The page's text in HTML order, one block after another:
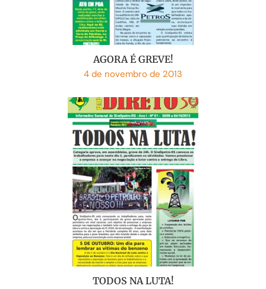
AGORA É GREVE!
4 de novembro de 2013
TODOS NA LUTA!